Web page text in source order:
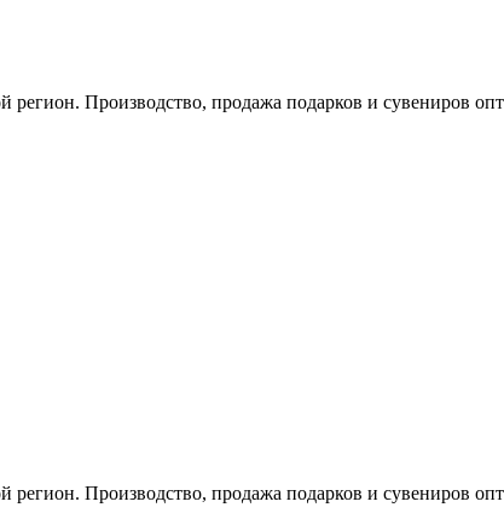
Производство, продажа подарков и сувениров
Производство, продажа подарков и сувениров